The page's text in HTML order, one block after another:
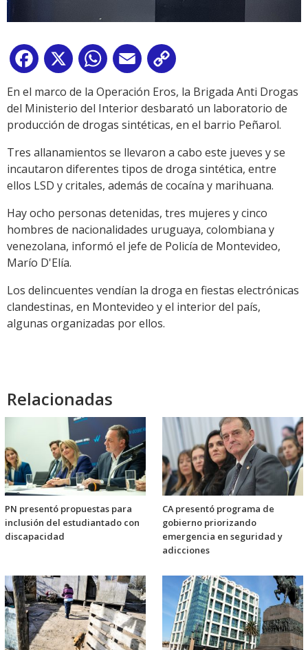
Facebook
X WhatsApp
Email
Link
En el marco de la Operación Eros, la Brigada Anti Drogas
del Ministerio del Interior desbarató un laboratorio de
producción de drogas sintéticas, en el barrio Peñarol.
Tres allanamientos se llevaron a cabo este jueves y se
incautaron diferentes tipos de droga sintética, entre
ellos LSD y critales, además de cocaína y marihuana.
Hay ocho personas detenidas, tres mujeres y cinco
hombres de nacionalidades uruguaya, colombiana y
venezolana, informó el jefe de Policía de Montevideo,
Marío D'Elía.
Los delincuentes vendían la droga en fiestas electrónicas
clandestinas, en Montevideo y el interior del país,
algunas organizadas por ellos.
Relacionadas
PN presentó propuestas para
inclusión del estudiantado con
discapacidad
CA presentó programa de
gobierno priorizando
emergencia en seguridad y
adicciones